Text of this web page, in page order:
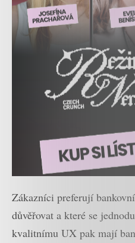
Zákazníci preferují
důvěřovat a které se
kvalitnímu UX pak mají